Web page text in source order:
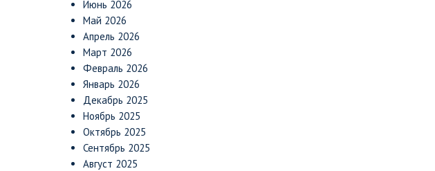
Июнь 2026
Май 2026
Апрель 2026
Март 2026
Февраль 2026
Январь 2026
Декабрь 2025
Ноябрь 2025
Октябрь 2025
Сентябрь 2025
Август 2025